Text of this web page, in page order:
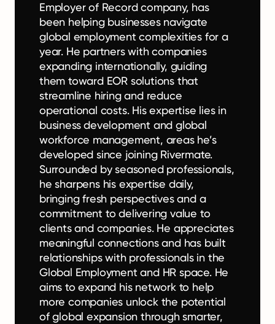
Employer of Record company, has
been helping businesses navigate
global employment complexities for a
year. He partners with companies
expanding internationally, guiding
them toward EOR solutions that
streamline hiring and reduce
operational costs. His expertise lies in
business development and global
workforce management, areas he’s
developed since joining Rivermate.
Surrounded by seasoned professionals,
he sharpens his expertise daily,
bringing fresh perspectives and a
commitment to delivering value to
clients and companies. He appreciates
meaningful connections and has built
relationships with professionals in the
Global Employment and HR space. He
aims to expand his network to help
more companies unlock the potential
of global expansion through smarter,